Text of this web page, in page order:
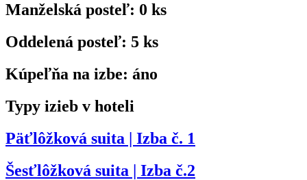
Manželská posteľ: 0 ks
Oddelená posteľ: 5 ks
Kúpeľňa na izbe: áno
Typy izieb v hoteli
Päťlôžková suita | Izba č. 1
Šesťlôžková suita | Izba č.2